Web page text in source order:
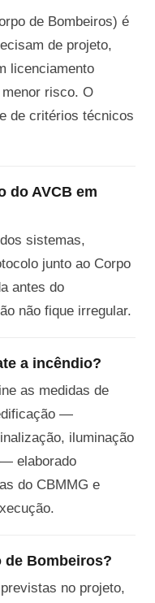
de Bombeiros) é
de projeto,
licenciamento
risco. O
de critérios técnicos
do AVCB em
sistemas,
junto ao Corpo
antes do
não fique irregular.
a incêndio?
as medidas de
—
iluminação
elaborado
do CBMMG e
de Bombeiros?
no projeto,